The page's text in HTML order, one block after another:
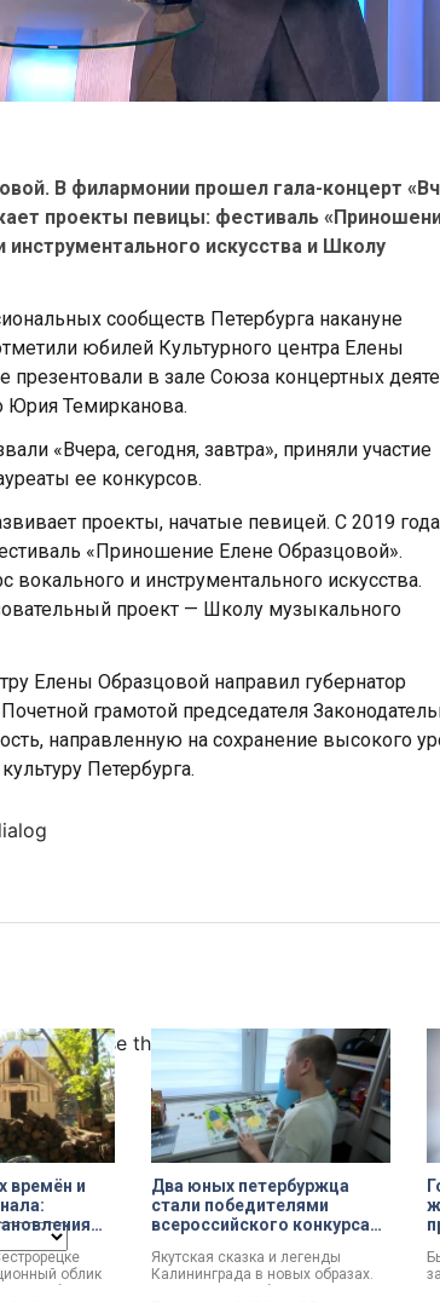
and close the window.
В филармонии прошел гала-концерт
проекты певицы: фестиваль
искусства и Школу
сообществ Петербурга накануне
юбилей Культурного центра Елены
презентовали в зале Союза концертных
Юрия Темирканова.
«Вчера, сегодня, завтра», приняли участие
ее конкурсов.
проекты, начатые певицей. С 2019 года
«Приношение Елене Образцовой».
и инструментального искусства.
проект — Школу музыкального
Елены Образцовой направил губернатор
грамотой председателя
направленную на сохранение высокого
Петербурга.
времён и
облик
«Рубль за
Два юных петербуржца
стали победителями
всероссийского конкурса
Якутская сказка и легенды
Калининграда в новых образах.
Два юных петербуржца стали